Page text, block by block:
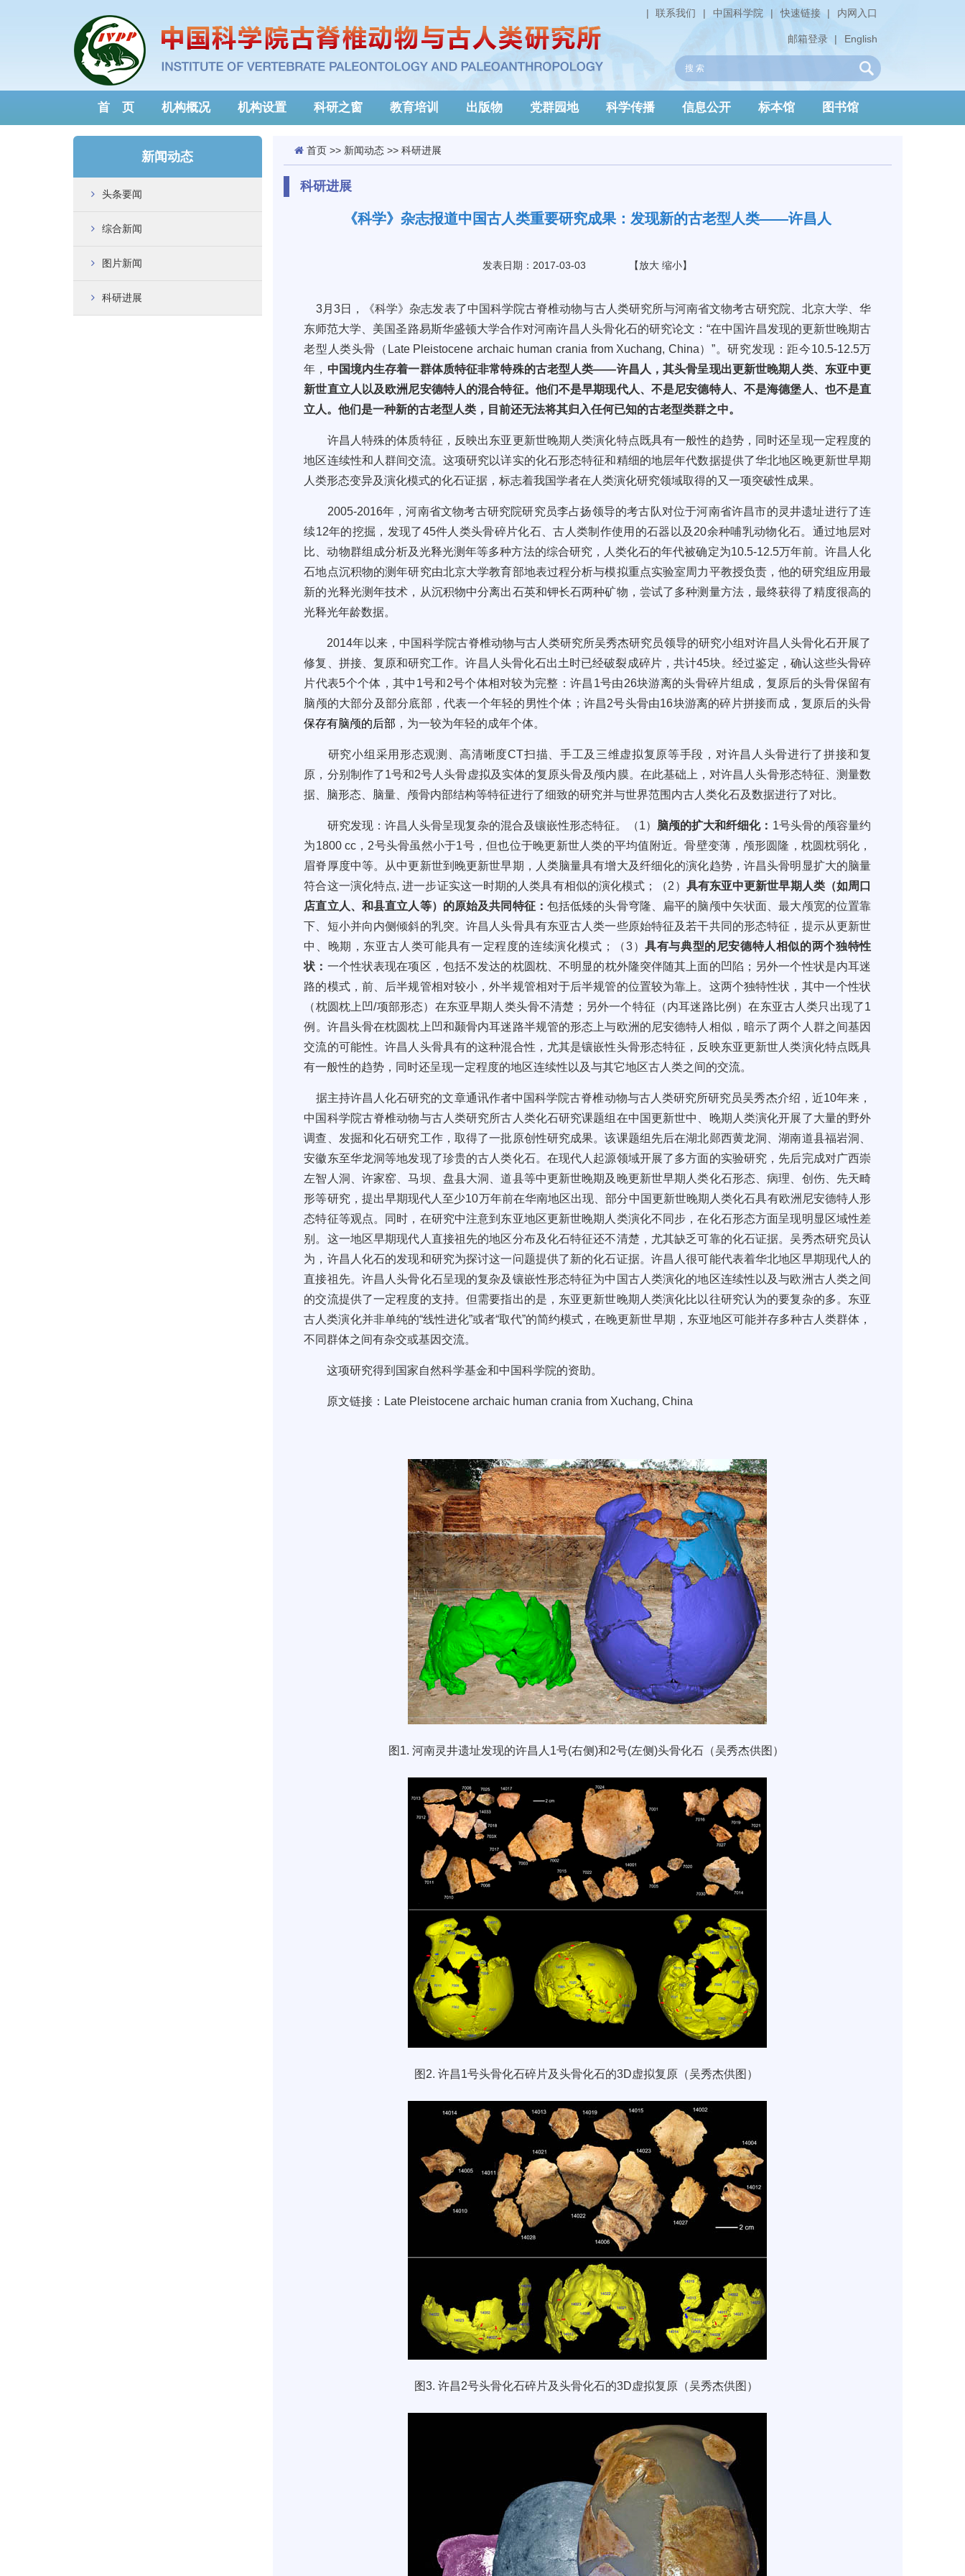
内网入口
|
快速链接
|
中国科学院
|
联系我们
|
English
|
邮箱登录
首 页 机构概况 机构设置 科研之窗 教育培训 出版物 党群园地 科学传播 信息公开 标本馆 图书馆
新闻动态
头条要闻
综合新闻
图片新闻
科研进展
首页>> 新闻动态>> 科研进展
科研进展
《科学》杂志报道中国古人类重要研究成果：发现新的古老型人类——许昌人
发表日期：2017-03-03 【放大 缩小】
3月 3日 ， 《科学》杂志发表了中国科学院古脊椎动物与古人类研究所与河南省文物考古研究院、北京大学、华
东师范大学、美国圣路易斯华盛顿大学合作对河南许昌人头骨化石的研究论文 ： “在中国许昌发现的更新世晚期古
老型人类头骨（ Late Pleistocene archaic human crania from Xuchang, China）”。研究发现：距今10.5-12.5万
年， 中国境内生存着一群体质特征非常特殊的古老型人类——许昌人，其头骨呈现出更新世晚期人类、东亚中更
新世直立人以及欧洲尼安德特人的混合特征。他们不是早期现代人、不是尼安德特人、不是海德堡人、也不是直
立人。他们是一种新的古老型人类，目前还无法将其归入任何已知的古老型类群之中。
许昌人特殊的体质特征，反映出东亚更新世晚期人类演化特点既具有一般性的趋势，同时还呈现一定程度的
地区连续性和人群间交流。这项研究以详实的化石形态特征和精细的地层年代数据提供了华北地区晚更新世早期
人类形态变异及演化模式的化石证据，标志着我国学者在人类演化研究领域取得的又一项突破性成果。
2005-2016年，河南省文物考古研究院研究员李占扬领导的考古队对位于河南省许昌市的灵井遗址进行了连
续12年的挖掘，发现了45件人类头骨碎片化石、古人类制作使用的石器 以及 20余种哺乳动物化石。通过地层对
比、动物群组成分析及光释光测年等多种方法的综合研究，人类化石的年代被确定为10.5-12.5万年前。许昌人化
石地点沉积物的测年研究由北京大学教育部地表过程分析与模拟重点实验室周力平教授负责，他的研究组应用最
新的光释光测年技术，从沉积物中分离出石英和钾长石两种矿物，尝试了多种测量方法，最终获得了精度很高的
光释光年龄数据。
2014年以来，中国科学院古脊椎动物与古人类研究所吴秀杰研究员领导的研究小组对许昌人头骨化石开展了
修复、拼接、复原和研究工作。许昌人头骨化石出土时已经破裂成碎片， 共计45块。经过鉴定，确认这些头骨碎
片代表5个个体，其中 1号和2号个体相对较为完整：许昌 1号由26块游离的头骨碎片组成， 复原后的头骨保留有
脑颅的大部分及部分底部 ，代表一个年轻的男性个体； 许昌2号头骨由16块游离的碎片拼接而成，复原后的头骨
保存有脑颅的后部 ，为一较为年轻的成年个体。
研究小组采用形态观测、高清晰度CT扫描、手工及三维虚拟复原等手段，对许昌人头骨进行了拼接和复
原，分别制作了1号和2号人头骨虚拟及实体的复原头骨及颅内膜。在此基础上，对许昌人头骨形态特征、测量数
据、脑形态、脑量、颅骨内部结构等特征进行了细致的研究并与世界范围内古人类化石及数据进行了对比。
研究发现：许昌人头骨呈现复杂的混合及镶嵌性形态特征。（1） 脑颅的扩大和纤细化： 1号头骨的颅容量约
为1800 cc， 2号头骨虽然小于1号，但也位于晚更新世人类的平均值附近。骨壁变薄，颅形圆隆，枕圆枕弱化，
眉脊厚度中等。从中更新世到晚更新世早期 ，
人类脑量具有增大及纤细化的演化趋势，许昌头骨明显扩大的脑量
符合这一演化特点,进一步证实这一时期的人类具有相似的演化模式；（2） 具有东亚中更新世早期人类（如周口
店直立人、和县直立人等）的原始及共同特征： 包括低矮的头骨穹隆、扁平的脑颅中矢状面、最大颅宽的位置靠
下、短小并向内侧倾斜的乳突。许昌人头骨具有东亚古人类一些原始特征及若干共同的形态特征， 提示从更新世
中、晚期，东亚古人类可能具有一定程度的连续演化模式；（3）具有与典型的尼安德特人相似的两个独特性
状： 一个性状表现在项区 ， 包括不发达的枕圆枕、不明显的枕外隆突伴随其上面的凹陷；另外一个性状是内耳迷
路的模式，前、后半规管相对较小 ，外半规管相对于后半规管的位置较为靠上。这两个独特性状 ， 其中一个性状
（枕圆枕上凹/项部形态）在东亚早期人类头骨不清楚 ； 另外一个特征（内耳迷路比例 ）在东亚古人类只出现了1
例 。 许昌头骨在枕圆枕上凹和颞骨内耳迷路半规管的形态上与欧洲的尼安德特人相似 ， 暗示了两个人群之间基因
交流的可能性。许昌人头骨具有的这种混合性，尤其是镶嵌性头骨形态特征 ， 反映东亚更新世人类演化特点既具
有一般性的趋势，同时还呈现一定程度的地区连续性以及与其它地区古人类之间的交流。
据主持许昌人化石研究的文章通讯作者中国科学院古脊椎动物与古人类研究所研究员吴秀杰介绍， 近10年来，
中国科学院古脊椎动物与古人类研究所古人类化石研究课题组在中国更新世中、晚期人类演化开展了大量的野外
调查、发掘和化石研究工作，取得了一批原创性研究成果。该课题组先后在湖北郧西黄龙洞、湖南道县福岩洞、
安徽东至华龙洞等地发现了珍贵的古人类化石。在现代人起源领域开展了多方面的实验研究，先后完成对广西崇
左智人洞、许家窑、马坝、盘县大洞、道县等中更新世晚期及晚更新世早期人类化石形态、病理、创伤、先天畸
形等研究，提出早期现代人至少10万年前在华南地区出现、部分中国更新世晚期人类化石具有欧洲尼安德特人形
态特征等观点。同时，在研究中注意到东亚地区更新世晚期人类演化不同步，在化石形态方面呈现明显区域性差
别。这一地区早期现代人直接祖先的地区分布及化石特征还不清楚，尤其缺乏可靠的化石证据。吴秀杰研究员认
为，许昌人化石的发现和研究为探讨这一问题提供了新的化石证据。许昌人很可能代表着华北地区早期现代人的
直接祖先。许昌人头骨化石呈现的复杂及镶嵌性形态特征为中国古人类演化的地区连续性以及与欧洲古人类之间
的交流提供了一定程度的支持。但需要指出的是，东亚更新世晚期人类演化比以往研究认为的要复杂的多。 东亚
古人类演化并非单纯的“线性进化”或者“取代”的简约模式，在晚更新世早期，东亚地区可能并存多种古人类群体 ，
不同群体之间有杂交或基因交流。
这项研究得到国家自然科学基金和中国科学院的资助。
原文链接： Late Pleistocene archaic human crania from Xuchang, China
图 1. 河南灵井遗址发现的许昌人 1号(右侧)和2号(左侧)头骨化石（吴秀杰供图）
图 2. 许昌1号头骨化石碎片及头骨化石的3D虚拟复原（吴秀杰供图）
图3. 许昌2号头骨化石碎片及头骨化石的3D虚拟复原（吴秀杰供图）